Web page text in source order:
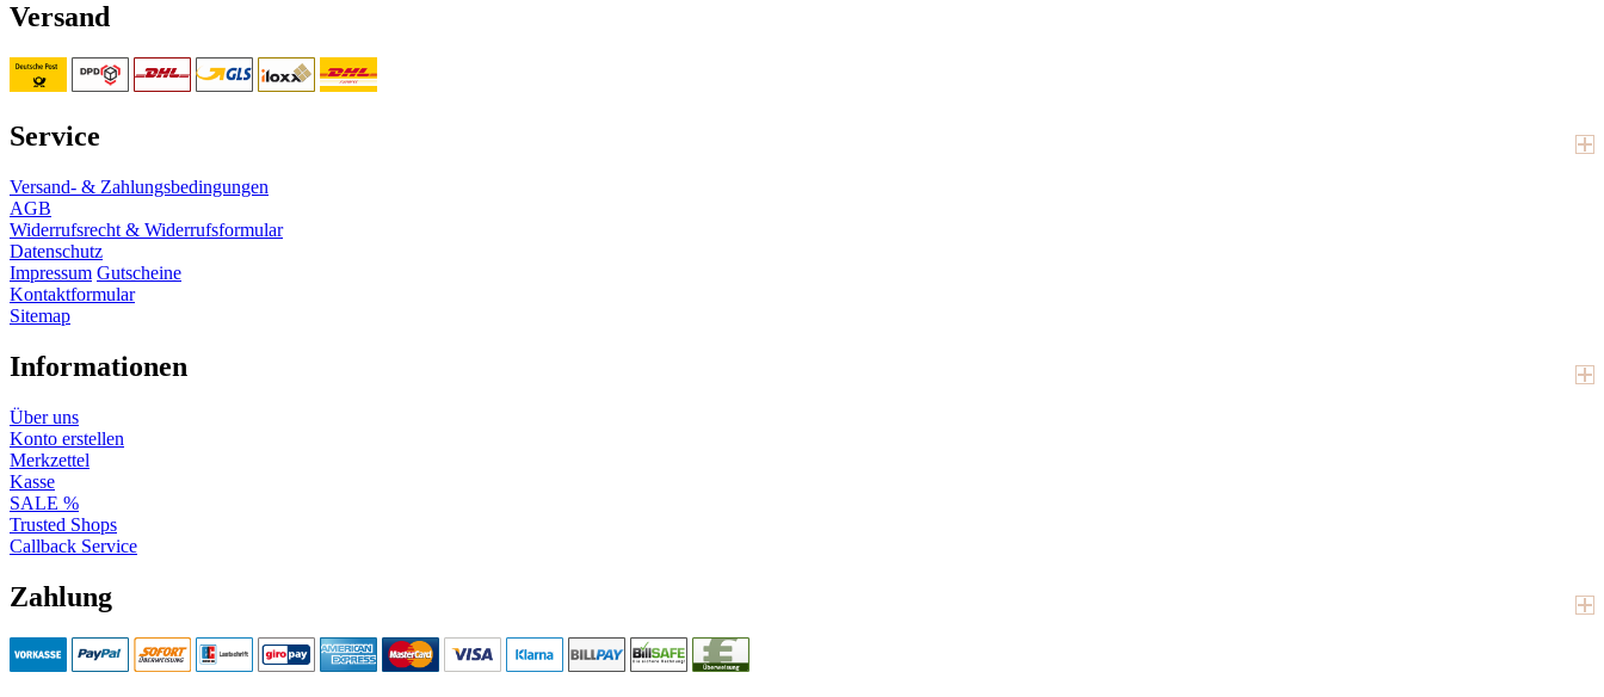
Versand
Service
Versand- & Zahlungsbedingungen
AGB
Widerrufsrecht & Widerrufsformular
Datenschutz
Impressum Gutscheine
Kontaktformular
Sitemap
Informationen
Über uns
Konto erstellen
Merkzettel
Kasse
SALE %
Trusted Shops
Callback Service
Zahlung